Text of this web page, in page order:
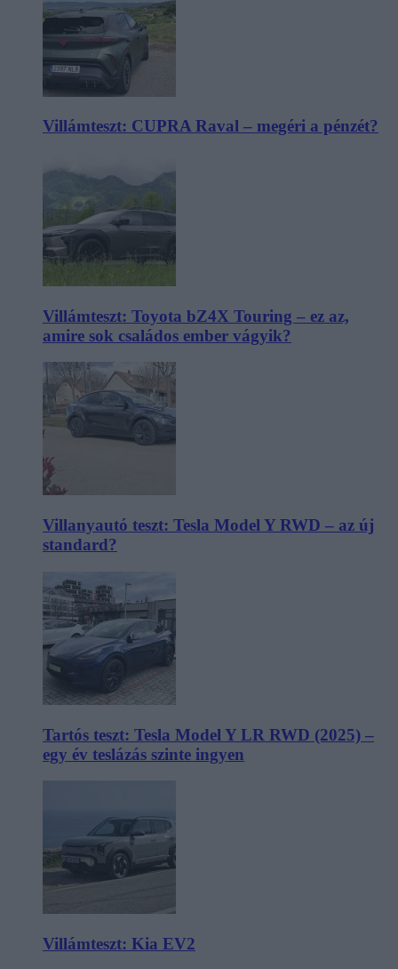
Villámteszt: CUPRA Raval – megéri a pénzét?
Villámteszt: Toyota bZ4X Touring – ez az,
amire sok családos ember vágyik?
Villanyautó teszt: Tesla Model Y RWD – az új
standard?
Tartós teszt: Tesla Model Y LR RWD (2025) –
egy év teslázás szinte ingyen
Villámteszt: Kia EV2